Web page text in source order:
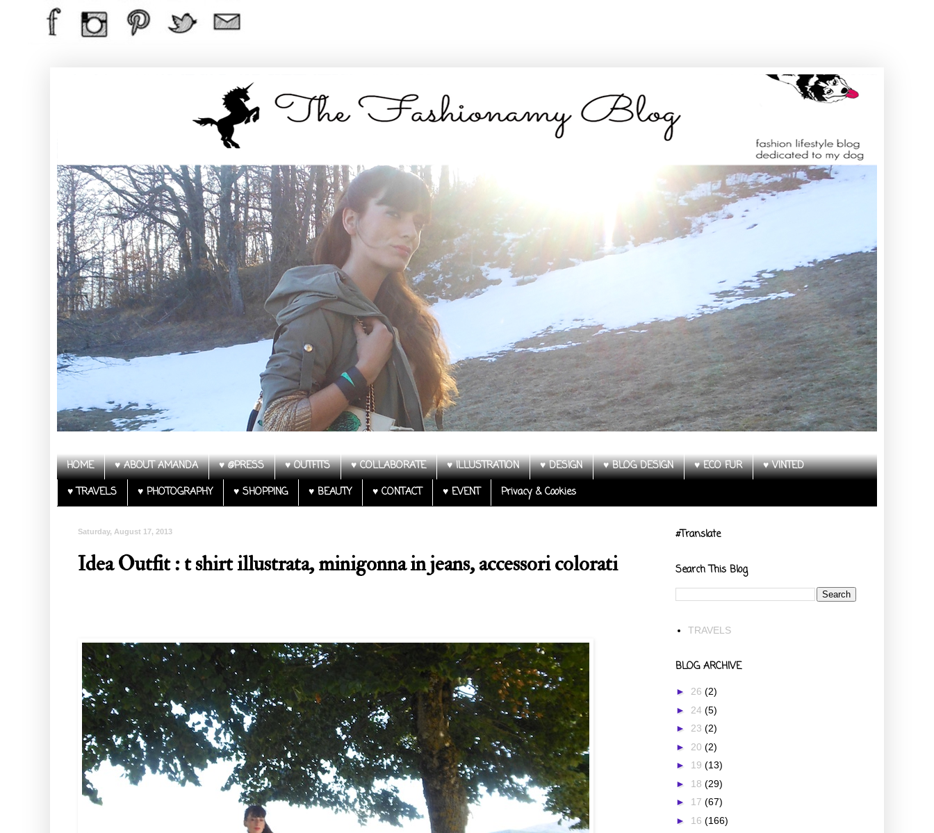
HOME ♥ ABOUT AMANDA ♥ @PRESS ♥ OUTFITS ♥ COLLABORATE ♥ ILLUSTRATION ♥ DESIGN ♥ BLOG DESIGN ♥ ECO FUR
♥ VINTED
♥ TRAVELS
♥ PHOTOGRAPHY ♥ SHOPPING ♥ BEAUTY ♥ CONTACT ♥ EVENT Privacy & Cookies
Saturday, August 17, 2013
Idea Outfit : t shirt illustrata, minigonna in jeans, accessori colorati
#Translate
Search This Blog
TRAVELS
BLOG ARCHIVE
► 26 (2)
► 24 (5)
► 23 (2)
► 20 (2)
► 19 (13)
► 18 (29)
► 17 (67)
► 16 (166)